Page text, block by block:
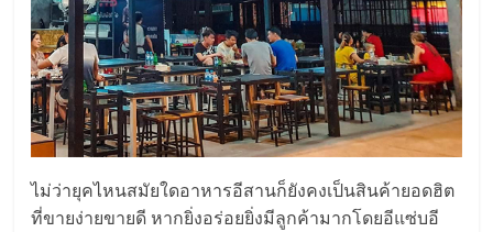
แฟ
รน
ไชส์,
ศูนย์
รวม
แฟ
ไชส์
พร้อม
ไม่ว่ายุคไหนสมัยใดอาหารอีสานก็ยังคงเป็นสินค้ายอดฮิต
ที่ขายง่ายขายดี หากยิ่งอร่อยยิ่งมีลูกค้ามากโดยอีแซ่บอี